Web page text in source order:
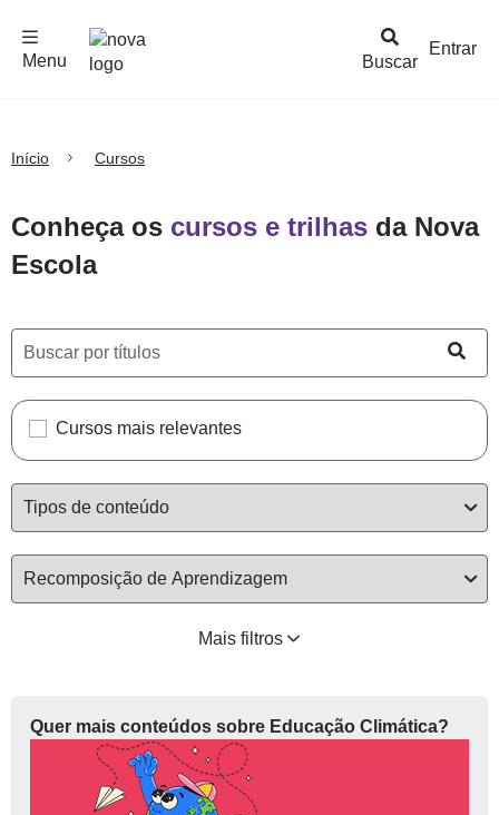
Buscar
Menu
Entrar
Início Cursos
Conheça os cursos e trilhas da Nova
Escola
Cursos mais relevantes
Mais filtros
Quer mais conteúdos sobre Educação Climática?